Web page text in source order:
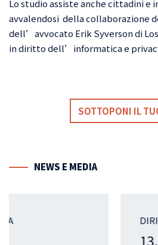
Lo studio assiste anche cittadini e
avvalendosi della collaborazione
dell’avvocato Erik Syverson di
in diritto dell’informatica e
SOTTOPONI IL
NEWS E MEDIA
DIRITTO
Delitti
persona
Reati
02
lavoratori